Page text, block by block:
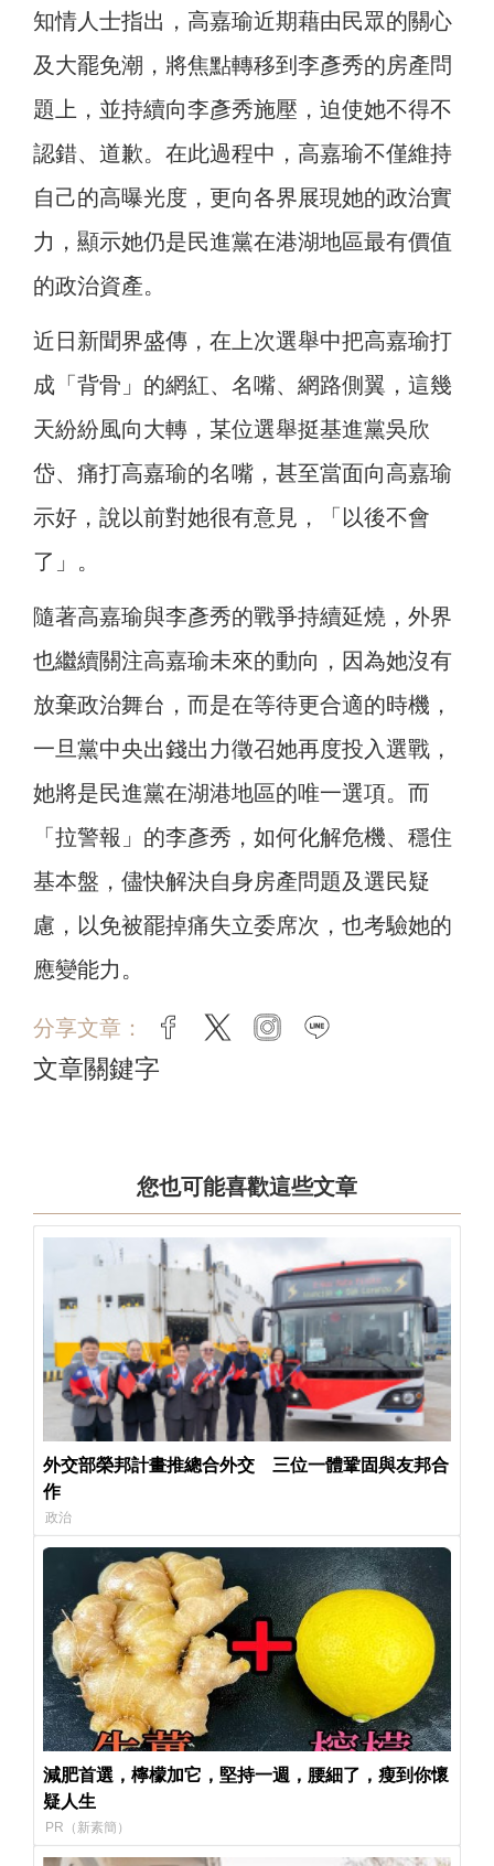
知情人士指出，高嘉瑜近期藉由民眾的關心
及大罷免潮，將焦點轉移到李彥秀的房產問
題上，並持續向李彥秀施壓，迫使她不得不
認錯、道歉。在此過程中，高嘉瑜不僅維持
自己的高曝光度，更向各界展現她的政治實
力，顯示她仍是民進黨在港湖地區最有價值
的政治資產。
近日新聞界盛傳，在上次選舉中把高嘉瑜打
成「背骨」的網紅、名嘴、網路側翼，這幾
天紛紛風向大轉，某位選舉挺基進黨吳欣
岱、痛打高嘉瑜的名嘴，甚至當面向高嘉瑜
示好，說以前對她很有意見，「以後不會
了」。
隨著高嘉瑜與李彥秀的戰爭持續延燒，外界
也繼續關注高嘉瑜未來的動向，因為她沒有
放棄政治舞台，而是在等待更合適的時機，
一旦黨中央出錢出力徵召她再度投入選戰，
她將是民進黨在湖港地區的唯一選項。而
「拉警報」的李彥秀，如何化解危機、穩住
基本盤，儘快解決自身房產問題及選民疑
慮，以免被罷掉痛失立委席次，也考驗她的
應變能力。
分享文章： facebook
twitter instagram
文章關鍵字
您也可能喜歡這些文章
外交部榮邦計畫推總合外交 三位一體鞏固與友邦合
作
政治
減肥首選，檸檬加它，堅持一週，腰細了，瘦到你懷
疑人生
PR（新素簡）